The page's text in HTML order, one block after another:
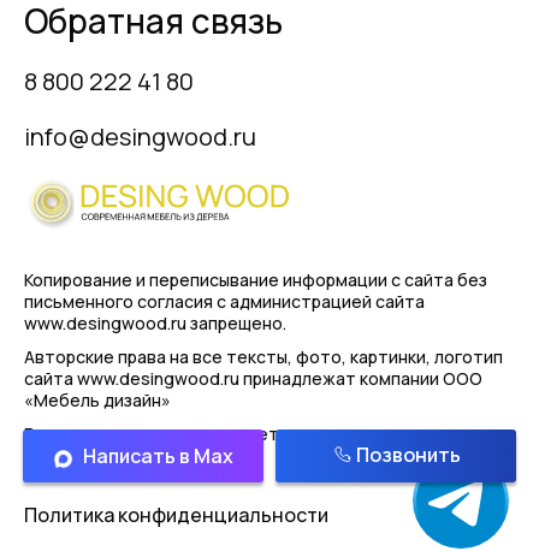
Обратная связь
8 800 222 41 80
info@desingwood.ru
Копирование и переписывание информации с сайта без
письменного согласия с администрацией сайта
www.desingwood.ru запрещено.
Авторские права на все тексты, фото, картинки, логотип
сайта www.desingwood.ru принадлежат компании ООО
«Мебель дизайн»
Реальные изделия могут иметь отличая от картинок
представленным на сайте!
Политика конфиденциальности
Написать в Max Позвонить